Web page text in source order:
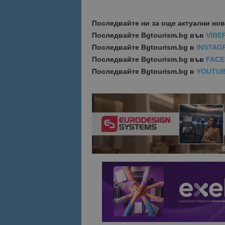
Последвайте ни за още актуални
Последвайте Bgtourism.bg във
Последвайте Bgtourism.bg в
Последвайте Bgtourism.bg във
Последвайте Bgtourism.bg в
Име
is_visitor_unique
_ga_B09EBBY8PY
_ga_WXPDN4HSCV
_ga_FK650GXHRZ
Име